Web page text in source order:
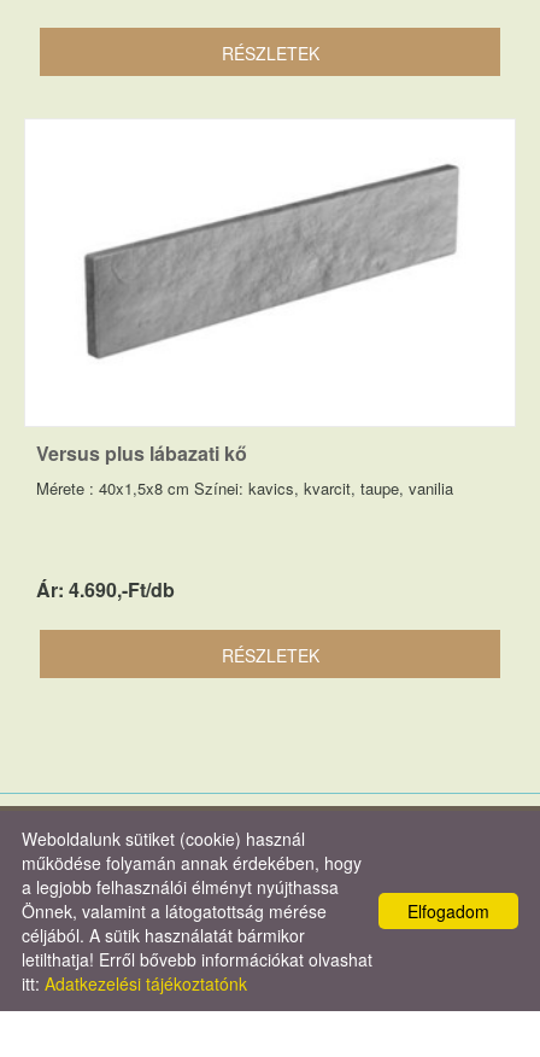
RÉSZLETEK
Versus plus lábazati kő
Mérete : 40x1,5x8 cm Színei: kavics, kvarcit, taupe, vanilia
Ár: 4.690,-Ft/db
RÉSZLETEK
© 2026 - Verasztó és Társa Kft.
Oldal információklAdatkezelési tájékoztató lImpresszum
KERESÉS AZ OLDAL TARTALMÁBAN
Elfogadom
Weboldalunk sütiket (cookie) használ
működése folyamán annak érdekében, hogy
a legjobb felhasználói élményt nyújthassa
Önnek, valamint a látogatottság mérése
céljából. A sütik használatát bármikor
letilthatja! Erről bővebb információkat olvashat
itt: Adatkezelési tájékoztatónk